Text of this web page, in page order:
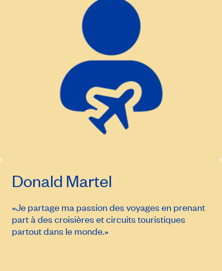
Donald Martel
«Je partage ma passion des voyages en prenant
part à des croisières et circuits touristiques
partout dans le monde.»